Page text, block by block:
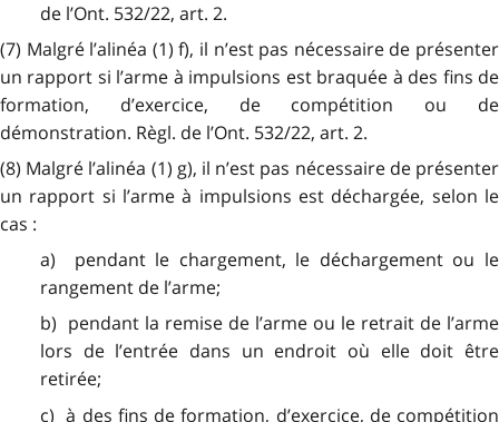
de l’Ont. 532/22, art. 2.
(7) Malgré l’alinéa (1) f), il n’est pas nécessaire de présenter
un rapport si l’arme à impulsions est braquée à des fins de
formation, d’exercice, de compétition ou de
démonstration. Règl. de l’Ont. 532/22, art. 2.
(8) Malgré l’alinéa (1) g), il n’est pas nécessaire de présenter
un rapport si l’arme à impulsions est déchargée, selon le
cas :
a) pendant le chargement, le déchargement ou le
rangement de l’arme;
b) pendant la remise de l’arme ou le retrait de l’arme
lors de l’entrée dans un endroit où elle doit être
retirée;
c) à des fins de formation, d’exercice, de compétition